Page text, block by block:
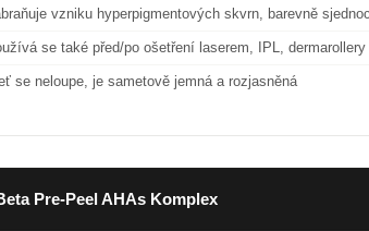
vzniku hyperpigmentových skvrn, barevně
se také před/po ošetření laserem, IPL,
se neloupe, je sametově jemná a rozjasněná
Pre-Peel AHAs Komplex